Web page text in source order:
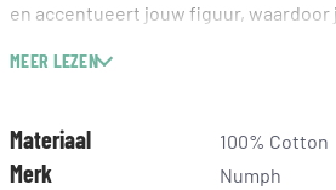
en accentueert jouw figuur, waardoor
een fijne jeans of een nette broek
subtiele luxe toevoegt aan jouw outfit.
MEER LEZEN
Materiaal 100% Cotton
Merk Numph